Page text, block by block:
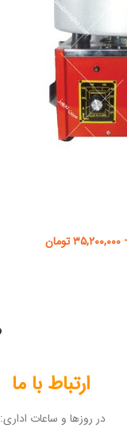
۳۵,۲۰۰,۰۰۰ تومان
ارتباط با ما
در روزها و ساعات اداری: